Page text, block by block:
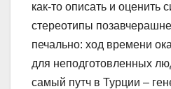
как-то описать и оценить
стереотипы
печально: ход времени
для неподготовленных
самый путч в Турции –